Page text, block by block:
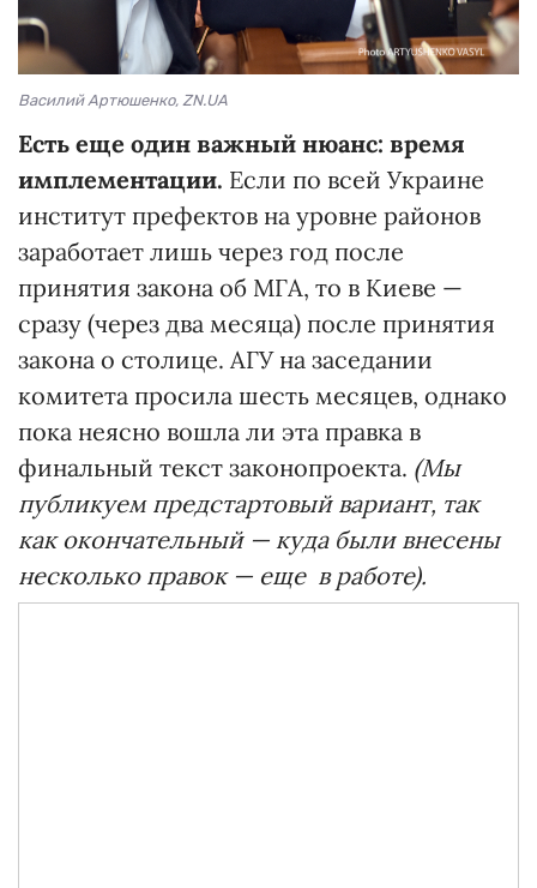
Василий Артюшенко, ZN.UA
Есть еще один важный нюанс: время
имплементации. Если по всей Украине
институт префектов на уровне районов
заработает лишь через год после
принятия закона об МГА, то в Киеве —
сразу (через два месяца) после принятия
закона о столице. АГУ на заседании
комитета просила шесть месяцев, однако
пока неясно вошла ли эта правка в
финальный текст законопроекта. (Мы
публикуем предстартовый вариант, так
как окончательный — куда были внесены
несколько правок — еще в работе).